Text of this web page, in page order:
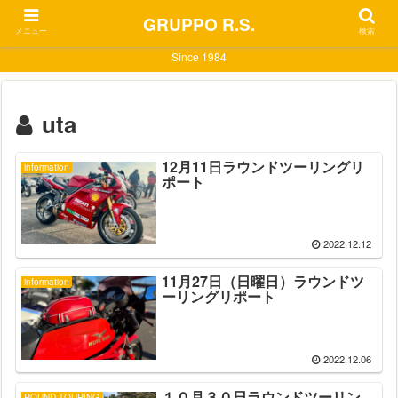
Since 1984
uta
information 12月11日ラウンドツーリングリ
ポート
2022.12.12
information 11月27日（日曜日）ラウンドツ
ーリングリポート
2022.12.06
メニュー GRUPPO R.S. 検索